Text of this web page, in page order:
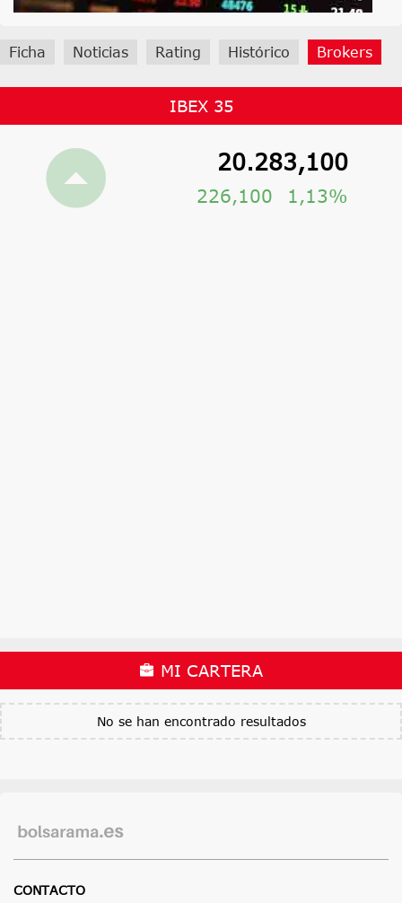
Ficha Noticias Rating Histórico Brokers
IBEX 35
20.283,100
226,100 1,13%
MI CARTERA
No se han encontrado resultados
CONTACTO